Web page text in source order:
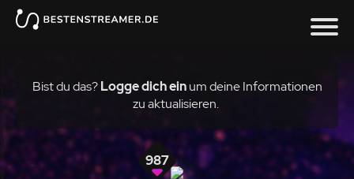
Bist du das? Logge dich ein um deine Informationen
zu aktualisieren.
987